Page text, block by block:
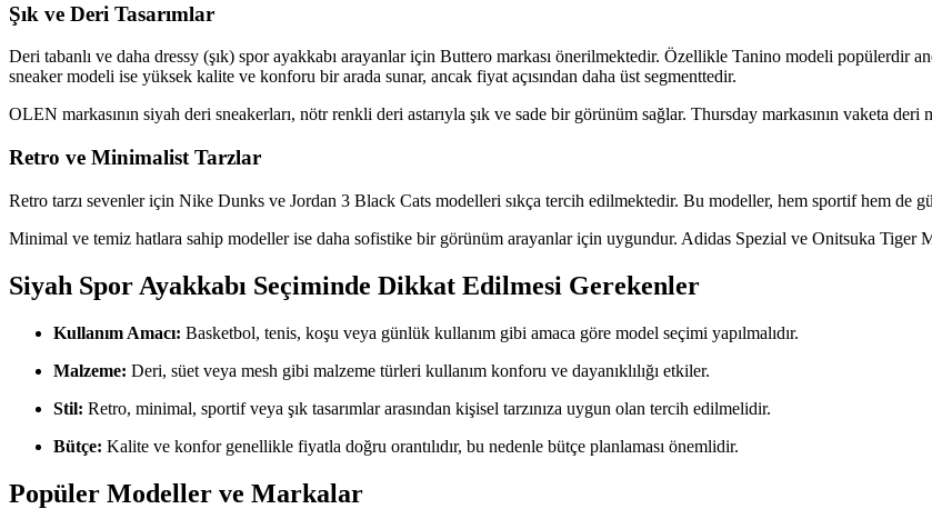
Şık ve Deri Tasarımlar
Deri tabanlı ve daha dressy (şık) spor ayakkabı arayanlar için Buttero markası önerilmektedir. Özellikle Tanino modeli popülerdir
sneaker modeli ise yüksek kalite ve konforu bir arada sunar, ancak fiyat açısından daha üst segmenttedir.
OLEN markasının siyah deri sneakerları, nötr renkli deri astarıyla şık ve sade bir görünüm sağlar. Thursday markasının vaketa
Retro ve Minimalist Tarzlar
Retro tarzı sevenler için Nike Dunks ve Jordan 3 Black Cats modelleri sıkça tercih edilmektedir. Bu modeller, hem sportif hem de
Minimal ve temiz hatlara sahip modeller ise daha sofistike bir görünüm arayanlar için uygundur. Adidas Spezial ve Onitsuka Tiger
Siyah Spor Ayakkabı Seçiminde Dikkat Edilmesi Gerekenler
Kullanım Amacı: Basketbol, tenis, koşu veya günlük kullanım gibi amaca göre model seçimi yapılmalıdır.
Malzeme: Deri, süet veya mesh gibi malzeme türleri kullanım konforu ve dayanıklılığı etkiler.
Stil: Retro, minimal, sportif veya şık tasarımlar arasından kişisel tarzınıza uygun olan tercih edilmelidir.
Bütçe: Kalite ve konfor genellikle fiyatla doğru orantılıdır, bu nedenle bütçe planlaması önemlidir.
Popüler Modeller ve Markalar